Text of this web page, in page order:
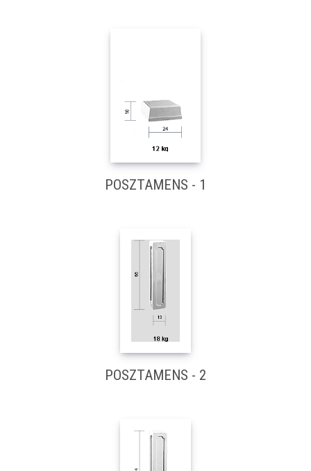
POSZTAMENS - 1
POSZTAMENS - 2